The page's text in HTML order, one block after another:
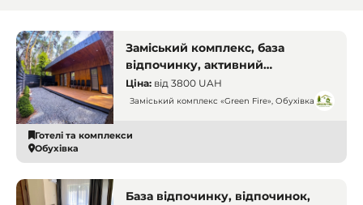
Заміський комплекс, база
відпочинку, активний
відпочинок. Дніпро
Ціна: від 3800 UAH
Заміський комплекс «Green Fire», Обухівка
Готелі та комплекси
Обухівка
База відпочинку, відпочинок,